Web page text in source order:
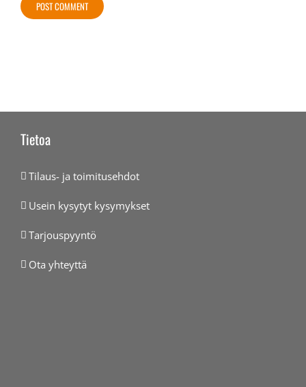
Tietoa
Tilaus- ja toimitusehdot
Usein kysytyt kysymykset
Tarjouspyyntö
Ota yhteyttä